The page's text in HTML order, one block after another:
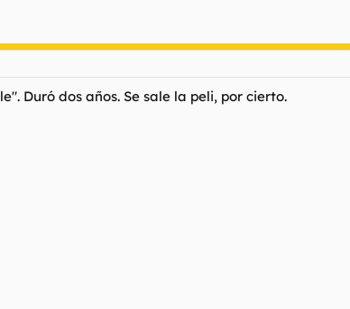
Duró dos años. Se sale la peli, por cierto.